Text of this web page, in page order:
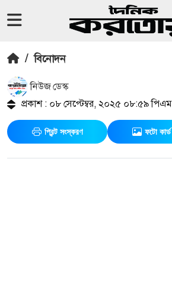
/ বিনোদন
নিউজ ডেস্ক
প্রকাশ : ০৮ সেপ্টেম্বর, ২০২৫ ০৮:৫৯ পিএম
প্রিন্ট সংস্করণ ফটো কার্ড